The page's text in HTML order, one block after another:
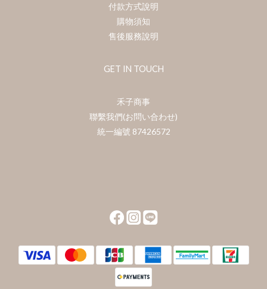
付款方式說明
購物須知
售後服務說明
GET IN TOUCH
禾子商事
聯繫我們(お問い合わせ)
統一編號 87426572